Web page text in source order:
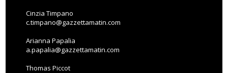
Cinzia Timpano
c.timpano@gazzettamatin.com
Arianna Papalia
a.papalia@gazzettamatin.com
Thomas Piccot